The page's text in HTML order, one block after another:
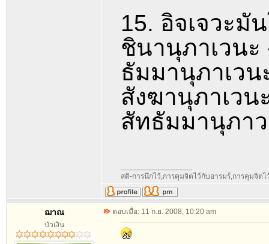
15. อิจเจวะมั
ชินานุภาเวน
ธัมมานุภาเวน
สังฆานุภาเวน
สัทธัมมานุภา
สติ-การนึกไว้,การคุมจิตไว้กับอารมร์,การคุมจิ
ฌาณ
บัวเงิน
ตอบเมื่อ: 11 ก.ย. 2008, 10:20 am